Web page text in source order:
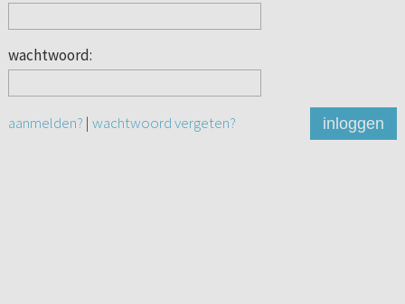
wachtwoord:
aanmelden? | wachtwoord vergeten? inloggen